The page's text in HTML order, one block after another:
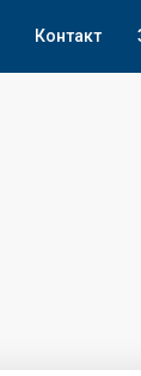
Контакт